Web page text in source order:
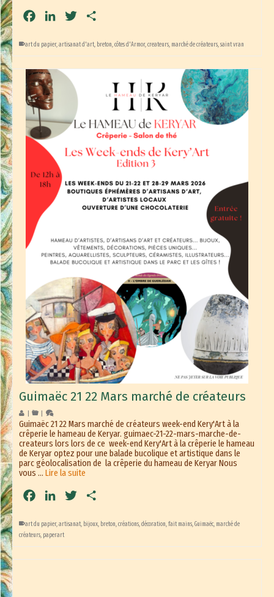
FacebookLinkedInTwitter
art du papier,artisanat d'art, breton,côtes d'Armor,createurs, marché de créateurs,saint vran
Guimaëc 21 22 Mars marché de créateurs
Guimaëc 21 22 Mars marché de créateurs week-end Kery'Art à la
crêperie le hameau de Keryar. guimaec-21-22-mars-marche-de-
createurs lors lors de ce week-end Kery'Art à la crêperie le hameau
de Keryar optez pour une balade bucolique et artistique dans le
parc géolocalisation de la crêperie du hameau de Keryar Nous
vous … Lire la suite
FacebookLinkedInTwitter
art du papier,artisanat, bijoux, breton,créations,décoration,fait mains,Guimaëc, marché de
créateurs, paperart